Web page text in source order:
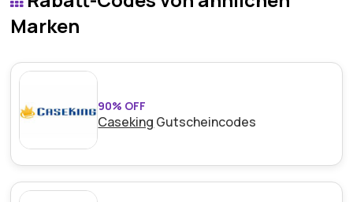
gibt. Denn wenn Ihr Kauf nicht Ihren Erwartungen
entspricht, können Sie ihn problemlos innerhalb von
sorgenfreies Erlebnis.
Marken
90% OFF
Caseking Gutscheincodes